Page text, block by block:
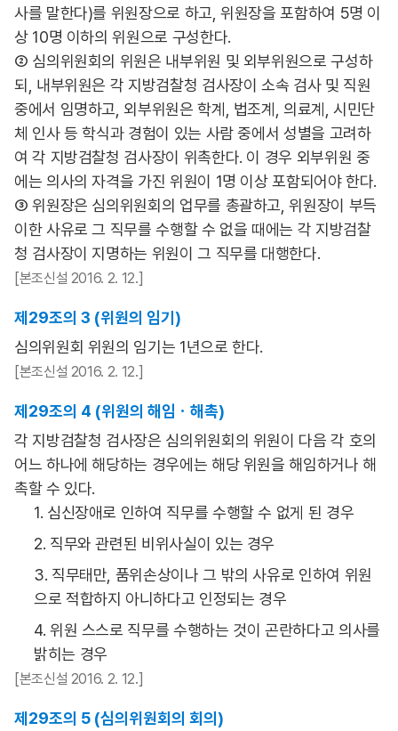
사를 말한다)를 위원장으로 하고, 위원장을 포함하여 5명 이
상 10명 이하의 위원으로 구성한다.
② 심의위원회의 위원은 내부위원 및 외부위원으로 구성하
되, 내부위원은 각 지방검찰청 검사장이 소속 검사 및 직원
중에서 임명하고, 외부위원은 학계, 법조계, 의료계, 시민단
체 인사 등 학식과 경험이 있는 사람 중에서 성별을 고려하
여 각 지방검찰청 검사장이 위촉한다. 이 경우 외부위원 중
에는 의사의 자격을 가진 위원이 1명 이상 포함되어야 한다.
③ 위원장은 심의위원회의 업무를 총괄하고, 위원장이 부득
이한 사유로 그 직무를 수행할 수 없을 때에는 각 지방검찰
청 검사장이 지명하는 위원이 그 직무를 대행한다.
[본조신설 2016. 2. 12.]
제29조의 3 (위원의 임기)
심의위원회 위원의 임기는 1년으로 한다.
[본조신설 2016. 2. 12.]
제29조의 4 (위원의 해임ㆍ해촉)
각 지방검찰청 검사장은 심의위원회의 위원이 다음 각 호의
어느 하나에 해당하는 경우에는 해당 위원을 해임하거나 해
촉할 수 있다.
1. 심신장애로 인하여 직무를 수행할 수 없게 된 경우
2. 직무와 관련된 비위사실이 있는 경우
3. 직무태만, 품위손상이나 그 밖의 사유로 인하여 위원
으로 적합하지 아니하다고 인정되는 경우
4. 위원 스스로 직무를 수행하는 것이 곤란하다고 의사를
밝히는 경우
[본조신설 2016. 2. 12.]
제29조의 5 (심의위원회의 회의)